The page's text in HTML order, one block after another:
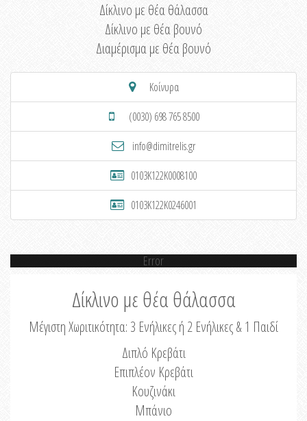
Δίκλινο με θέα θάλασσα
Δίκλινο με θέα βουνό
Διαμέρισμα με θέα βουνό
Κοίνυρα
(0030) 698 765 8500
info@dimitrelis.gr
0103K122K0008100
0103K122K0246001
Error
Δίκλινο με θέα θάλασσα
Μέγιστη Χωριτικότητα: 3 Ενήλικες ή 2 Ενήλικες & 1 Παιδί
Διπλό Κρεβάτι
Επιπλέον Κρεβάτι
Κουζινάκι
Μπάνιο